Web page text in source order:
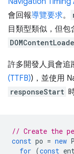
會回報導覽要求。
目類型類似，但
許多開發人員會追
(TTFB))，並使用
responseStart
// Create the
const po = new
for (const